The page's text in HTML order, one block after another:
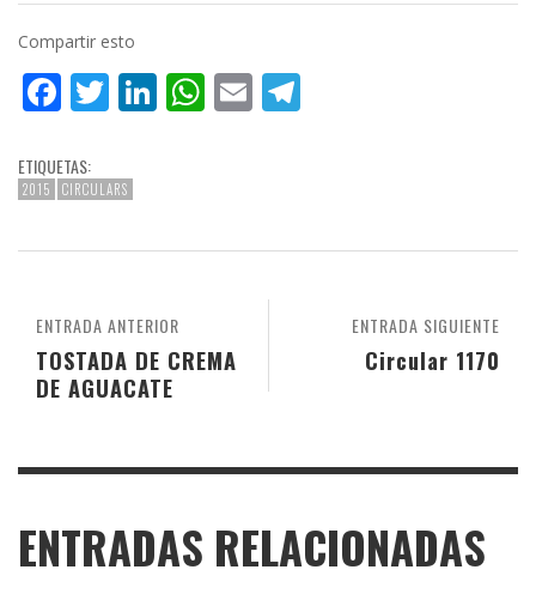
Compartir esto
Facebook
Twitter
LinkedIn
WhatsApp
Email
ETIQUETAS:
2015 CIRCULARS
ENTRADA SIGUIENTE
Circular 1170
ENTRADA ANTERIOR
TOSTADA DE CREMA
DE AGUACATE
ENTRADAS RELACIONADAS